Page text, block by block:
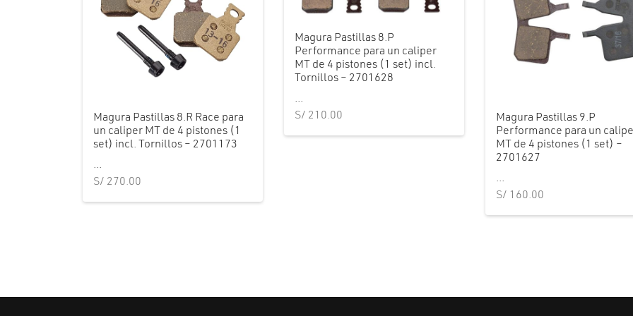
Magura Pastillas 8.R Race para
un caliper MT de 4 pistones (1
set) incl. Tornillos – 2701173
...
S/ 270.00
Magura Pastillas 8.P
Performance para un caliper
MT de 4 pistones (1 set) incl.
Tornillos – 2701628
...
S/ 210.00
Magura Pastillas 9.P
Performance para un
MT de 4 pistones (1 set) –
2701627
...
S/ 160.00